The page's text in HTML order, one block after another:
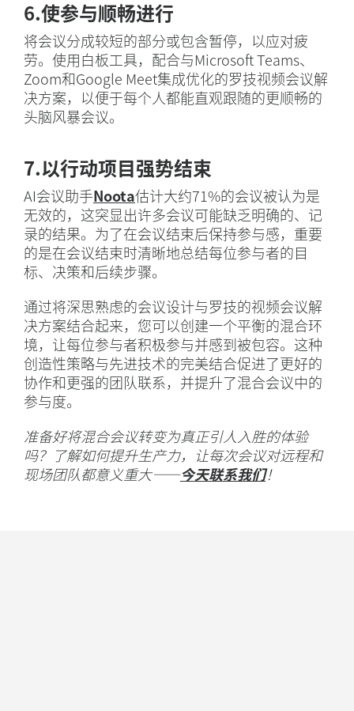
6.使参与顺畅进行
将会议分成较短的部分或包含暂停，以应对疲
劳。使用白板工具，配合与Microsoft Teams、
Zoom和Google Meet集成优化的罗技视频会议解
决方案，以便于每个人都能直观跟随的更顺畅的
头脑风暴会议。
7.以行动项目强势结束
AI会议助手Noota估计大约71%的会议被认为是
无效的，这突显出许多会议可能缺乏明确的、记
录的结果。为了在会议结束后保持参与感，重要
的是在会议结束时清晰地总结每位参与者的目
标、决策和后续步骤。
通过将深思熟虑的会议设计与罗技的视频会议解
决方案结合起来，您可以创建一个平衡的混合环
境，让每位参与者积极参与并感到被包容。这种
创造性策略与先进技术的完美结合促进了更好的
协作和更强的团队联系，并提升了混合会议中的
参与度。
准备好将混合会议转变为真正引人入胜的体验
吗？了解如何提升生产力，让每次会议对远程和
现场团队都意义重大——今天联系我们！